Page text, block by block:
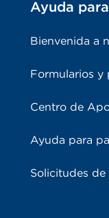
Ayuda
Bienvenida a
Formularios y
Centro de
Ayuda para
Solicitudes